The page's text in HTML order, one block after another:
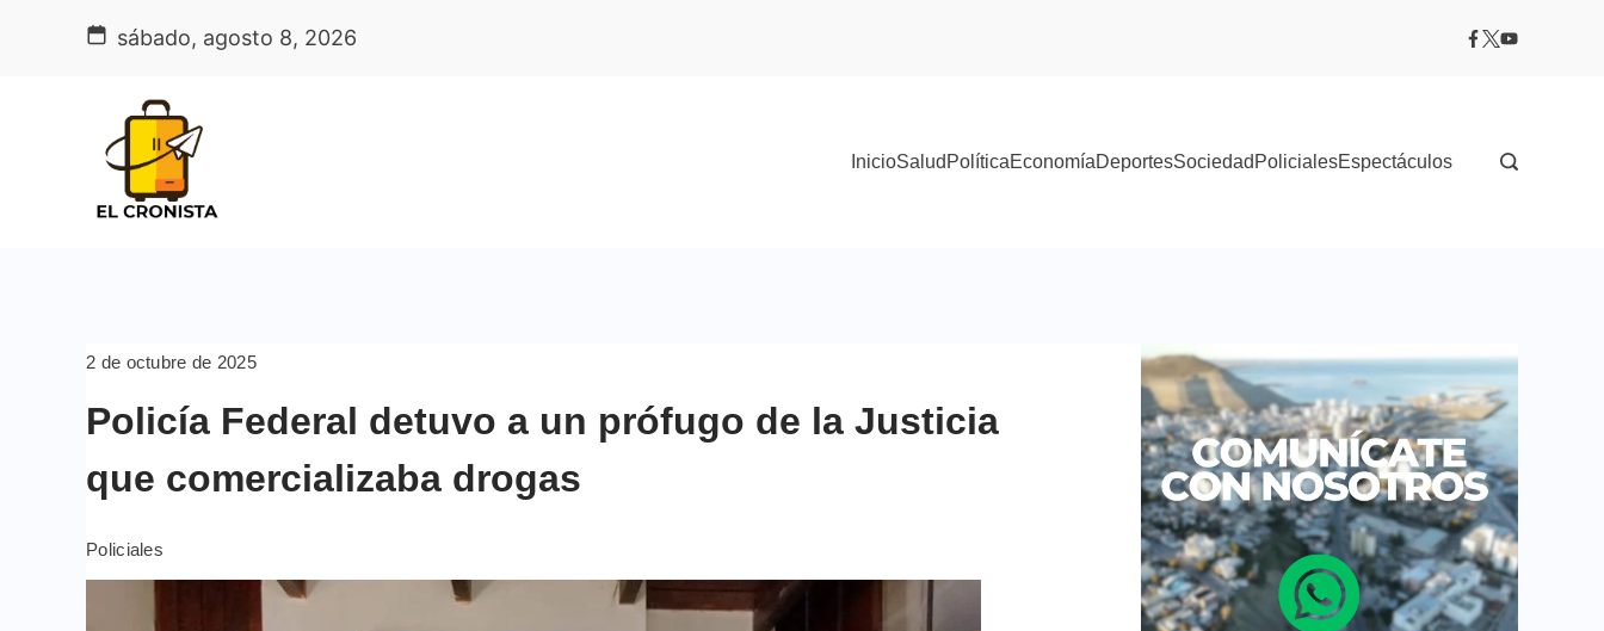
sábado, agosto 8, 2026
InicioSalud PolíticaEconomíaDeportesSociedad PolicialesEspectáculos
2 de octubre de 2025
Policía Federal detuvo a un prófugo de la Justicia
que comercializaba drogas
Policiales